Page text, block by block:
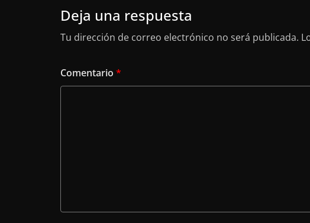
Deja una respuesta
Tu dirección de correo electrónico no será publicada.
Comentario *